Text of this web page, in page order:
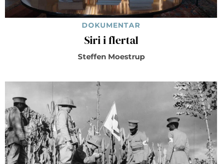
DOKUMENTAR
Siri i flertal
Steffen Moestrup